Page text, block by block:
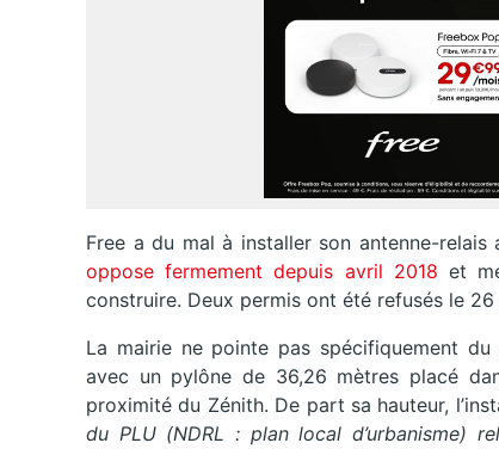
Free a du mal à installer son antenne-relais
oppose fermement depuis avril 2018 et
construire. Deux permis ont été refusés le
La mairie ne pointe pas spécifiquement
avec un pylône de 36,26 mètres placé
proximité du Zénith. De part sa hauteur,
du PLU (NDRL : plan local d’urbanisme)